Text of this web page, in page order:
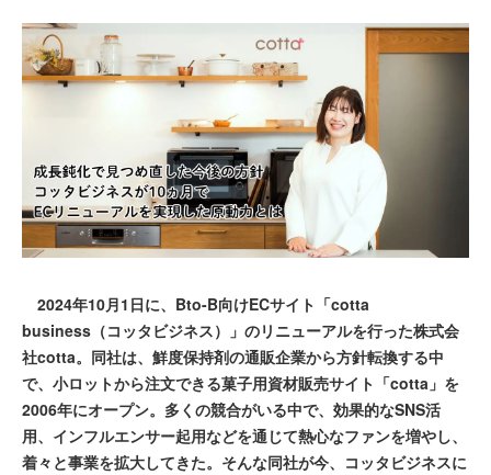
2024年10月1日に、Bto-B向けECサイト「cotta
business（コッタビジネス）」のリニューアルを行った株式会
社cotta。同社は、鮮度保持剤の通販企業から方針転換する中
で、小ロットから注文できる菓子用資材販売サイト「cotta」を
2006年にオープン。多くの競合がいる中で、効果的なSNS活
用、インフルエンサー起用などを通じて熱心なファンを増やし、
着々と事業を拡大してきた。そんな同社が今、コッタビジネスに